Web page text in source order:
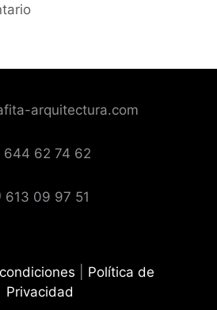
arquitectura.com
644 62 74 62
613 09 97 51
Política de
Privacidad